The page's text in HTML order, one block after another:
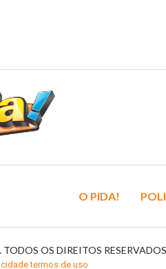
O PIDA!
OS DIREITOS
termos de uso